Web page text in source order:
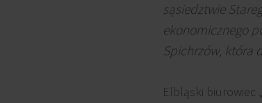
sąsiedztwie
ekonomicznego
Spichrzów, która
Elbląski biurowiec